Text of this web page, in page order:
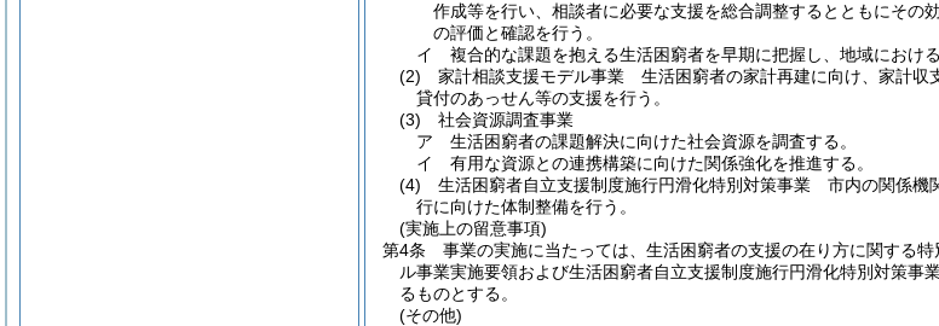
作成等を行い、相談者に必要な支援を総合調整するとともにその
の評価と確認を行う。
イ
複合的な課題を抱える生活困窮者を早期に把握し、地域におけ
(2)
家計相談支援モデル事業 生活困窮者の家計再建に向け、家計収
貸付のあっせん等の支援を行う。
(3)
社会資源調査事業
ア
生活困窮者の課題解決に向けた社会資源を調査する。
イ
有用な資源との連携構築に向けた関係強化を推進する。
(4)
生活困窮者自立支援制度施行円滑化特別対策事業 市内の関係機
行に向けた体制整備を行う。
(実施上の留意事項)
第4条
事業の実施に当たっては、生活困窮者の支援の在り方に関する
ル事業実施要領および生活困窮者自立支援制度施行円滑化特別対策事
るものとする。
(その他)